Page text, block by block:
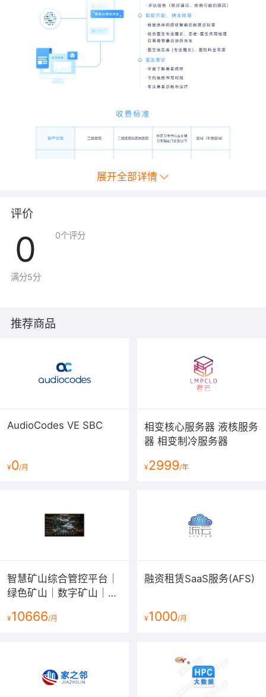
展开全部详情
评价
0
满分5分
0个评分
推荐商品
AudioCodes VE SBC
¥0/月
相变核心服务器 液核服务
器 相变制冷服务器
¥2999/年
智慧矿山综合管控平台｜
绿色矿山｜数字矿山｜互
台
¥10666/月
融资租赁SaaS服务(AFS)
¥1000/月